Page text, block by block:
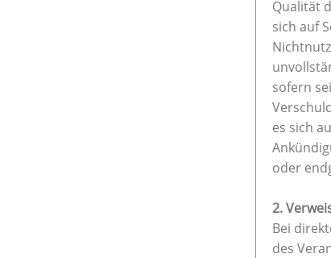
Qualität
sich auf
sofern
es sich
oder
2.
Bei
des